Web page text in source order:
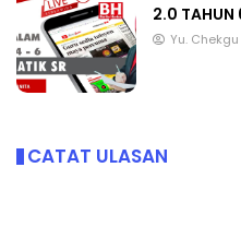
2.0 TAHUN
Yu. Chekgu
CATAT ULASAN